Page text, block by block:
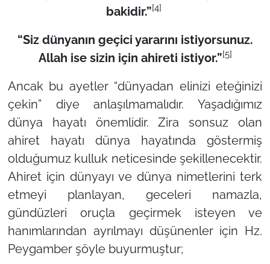
bakidir.”[4]
“Siz dünyanın geçici yararını istiyorsunuz.
Allah ise sizin için ahireti istiyor.”[5]
Ancak bu ayetler “dünyadan elinizi eteğinizi
çekin” diye anlaşılmamalıdır. Yaşadığımız
dünya hayatı önemlidir. Zira sonsuz olan
ahiret hayatı dünya hayatında göstermiş
olduğumuz kulluk neticesinde şekillenecektir.
Ahiret için dünyayı ve dünya nimetlerini terk
etmeyi planlayan, geceleri namazla,
gündüzleri oruçla geçirmek isteyen ve
hanımlarından ayrılmayı düşünenler için Hz.
Peygamber şöyle buyurmuştur;